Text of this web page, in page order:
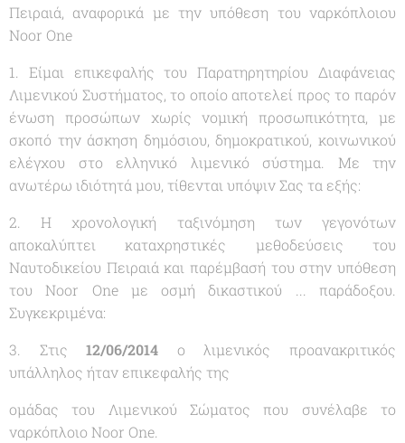
Πειραιά, αναφορικά με την υπόθεση του ναρκόπλοιου
Noor One
1. Είμαι επικεφαλής του Παρατηρητηρίου Διαφάνειας
Λιμενικού Συστήματος, το οποίο αποτελεί προς το παρόν
ένωση προσώπων χωρίς νομική προσωπικότητα, με
σκοπό την άσκηση δημόσιου, δημοκρατικού, κοινωνικού
ελέγχου στο ελληνικό λιμενικό σύστημα. Με την
ανωτέρω ιδιότητά μου, τίθενται υπόψιν Σας τα εξής:
2. Η χρονολογική ταξινόμηση των γεγονότων
αποκαλύπτει καταχρηστικές μεθοδεύσεις του
Ναυτοδικείου Πειραιά και παρέμβασή του στην υπόθεση
του Noor One με οσμή δικαστικού ... παράδοξου.
Συγκεκριμένα:
3. Στις12/06/2014 ο λιμενικός προανακριτικός
υπάλληλος ήταν επικεφαλής της
ομάδας του Λιμενικού Σώματος που συνέλαβε το
ναρκόπλοιο Noor One.